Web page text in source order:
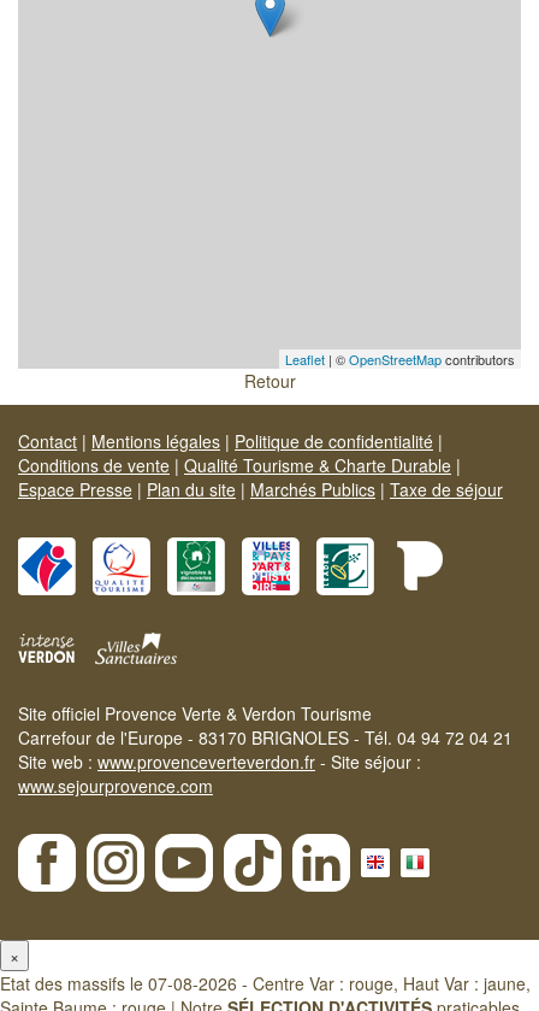
Leaflet | ©OpenStreetMapcontributors
Retour
Contact | Mentions légales | Politique de confidentialité |
Conditions de vente | Qualité Tourisme & Charte Durable |
Espace Presse | Plan du site | Marchés Publics | Taxe de séjour
Site officiel Provence Verte & Verdon Tourisme
Carrefour de l'Europe - 83170 BRIGNOLES - Tél. 04 94 72 04 21
Site web : www.provenceverteverdon.fr - Site séjour :
www.sejourprovence.com
×
Etat des massifs le 07-08-2026 - Centre Var : rouge, Haut Var : jaune,